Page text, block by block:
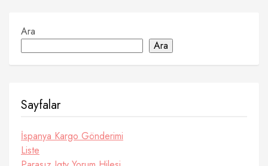
Ara
Ara
Sayfalar
İspanya Kargo Gönderimi
Liste